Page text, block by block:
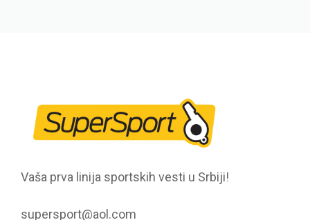
Vaša prva linija sportskih vesti u Srbiji!
supersport@aol.com